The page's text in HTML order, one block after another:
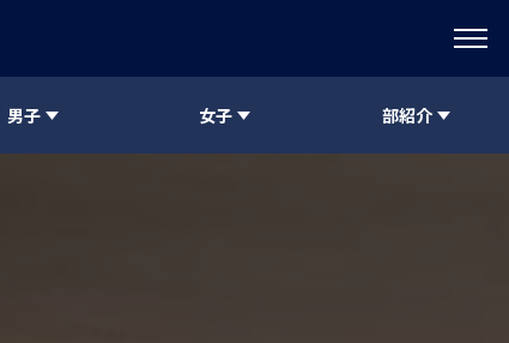
男子 女子 部紹介